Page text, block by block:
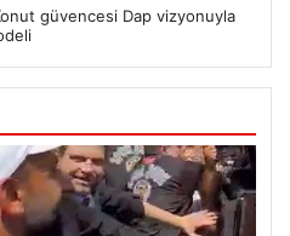
güvencesi Dap vizyonuyla